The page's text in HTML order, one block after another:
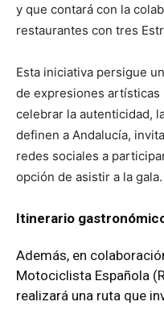
y que contará con la
restaurantes con tres
Esta iniciativa persigue
de expresiones artísticas
celebrar la autenticidad,
definen a Andalucía,
redes sociales a
opción de asistir a la gala.
Itinerario
Además, en
Motociclista Española
realizará una ruta que